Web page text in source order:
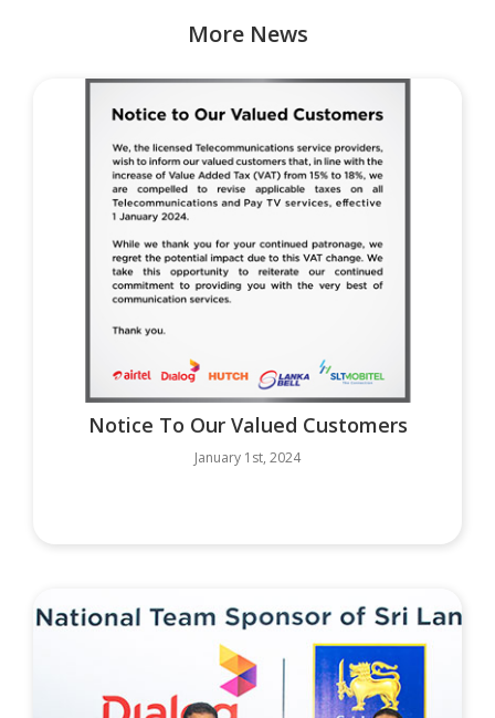
More News
Notice To Our Valued Customers
January 1st, 2024